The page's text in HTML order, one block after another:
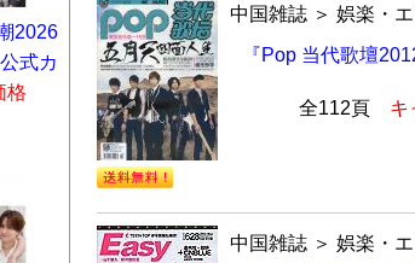
2026
式カ
格
中国雑誌 ＞ 娯楽・
『Pop 当代歌壇
全112頁 キ
中国雑誌 ＞ 娯楽・